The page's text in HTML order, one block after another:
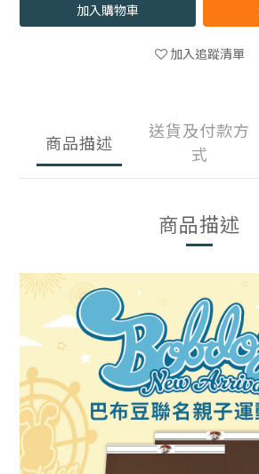
加入購物車
加入追蹤清單
商品描述
送貨及付款方
式
商品描述